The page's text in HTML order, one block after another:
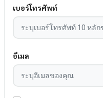
เบอร์โทรศัพท์
อีเมล